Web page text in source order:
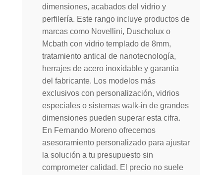
dimensiones, acabados del vidrio y
perfilería. Este rango incluye productos de
marcas como Novellini, Duscholux o
Mcbath con vidrio templado de 8mm,
tratamiento antical de nanotecnología,
herrajes de acero inoxidable y garantía
del fabricante. Los modelos más
exclusivos con personalización, vidrios
especiales o sistemas walk-in de grandes
dimensiones pueden superar esta cifra.
En Fernando Moreno ofrecemos
asesoramiento personalizado para ajustar
la solución a tu presupuesto sin
comprometer calidad. El precio no suele